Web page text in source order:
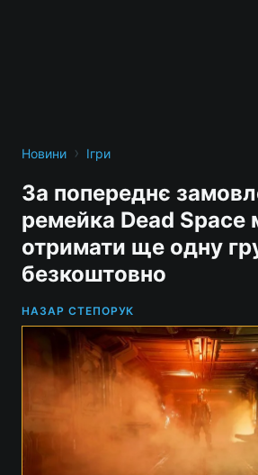
Новини › Ігри
За попереднє
ремейка Dead Space
отримати ще одну
безкоштовно
НАЗАР СТЕПОРУК